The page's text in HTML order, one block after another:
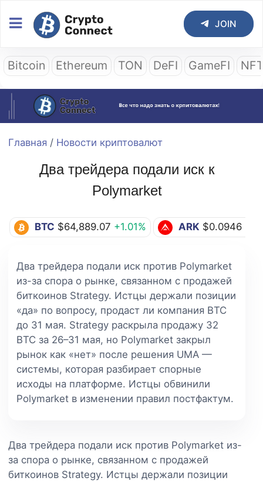
JOIN
Bitcoin Ethereum TON DeFI GameFI
Главная / Новости криптовалют
Два трейдера подали иск к
Polymarket
BTC $64,889.07 +1.01% ARK $0.0946
Два трейдера подали иск против Polymarket
из-за спора о рынке, связанном с продажей
биткоинов Strategy. Истцы держали позиции
«да» по вопросу, продаст ли компания BTC
до 31 мая. Strategy раскрыла продажу 32
BTC за 26–31 мая, но Polymarket закрыл
рынок как «нет» после решения UMA —
системы, которая разбирает спорные
исходы на платформе. Истцы обвинили
Polymarket в изменении правил постфактум.
Два трейдера подали иск против Polymarket из-
за спора о рынке, связанном с продажей
биткоинов Strategy. Истцы держали позиции